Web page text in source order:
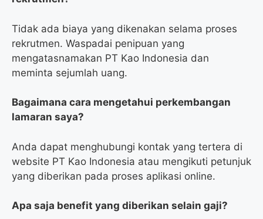
Tidak ada biaya yang dikenakan selama proses
rekrutmen. Waspadai penipuan yang
mengatasnamakan PT Kao Indonesia dan
meminta sejumlah uang.
Bagaimana cara mengetahui perkembangan
lamaran saya?
Anda dapat menghubungi kontak yang tertera di
website PT Kao Indonesia atau mengikuti petunjuk
yang diberikan pada proses aplikasi online.
Apa saja benefit yang diberikan selain gaji?